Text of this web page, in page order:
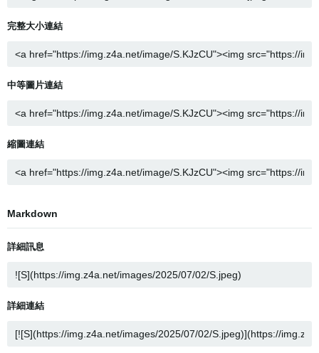
完整大小連結
中等圖片連結
縮圖連結
Markdown
詳細訊息
詳細連結